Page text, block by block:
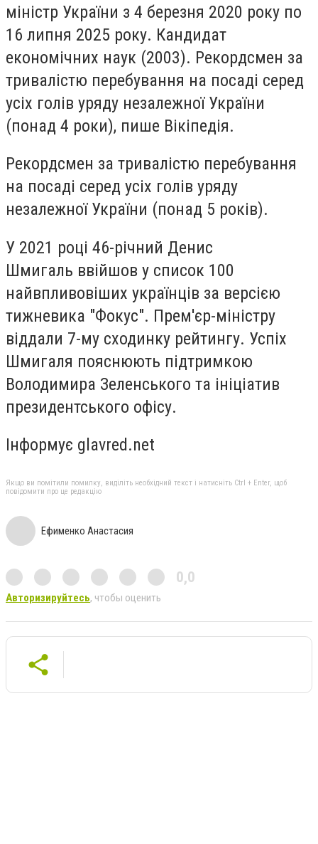
міністр України з 4 березня 2020 року по
16 липня 2025 року. Кандидат
економічних наук (2003). Рекордсмен за
тривалістю перебування на посаді серед
усіх голів уряду незалежної України
(понад 4 роки), пише Вікіпедія.
Рекордсмен за тривалістю перебування
на посаді серед усіх голів уряду
незалежної України (понад 5 років).
У 2021 році 46-річний Денис
Шмигаль ввійшов у список 100
найвпливовіших українців за версією
тижневика "Фокус". Прем'єр-міністру
віддали 7-му сходинку рейтингу. Успіх
Шмигаля пояснюють підтримкою
Володимира Зеленського та ініціатив
президентського офісу.
Інформує glavred.net
Якщо ви помітили помилку, виділіть необхідний текст і натисніть Ctrl + Enter, щоб
повідомити про це редакцію
Ефименко Анастасия
0,0
Авторизируйтесь, чтобы оценить